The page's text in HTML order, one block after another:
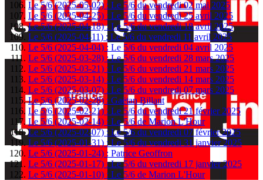
Le 5/6 (2025-05-02) : Le 5/6 du vendredi 02 mai 2025
Le 5/6 (2025-04-25) : Le 5/6 du vendredi 25 avril 2025
Le 5/6 (2025-04-18) : Le 5/6 du vendredi 18 avril 2025
Le 5/6 (2025-04-11) : Le 5/6 du vendredi 11 avril 2025
Le 5/6 (2025-04-04) : Le 5/6 du vendredi 04 avril 2025
Le 5/6 (2025-03-28) : Le 5/6 du vendredi 28 mars 2025
Le 5/6 (2025-03-21) : Le 5/6 du vendredi 21 mars 2025
Le 5/6 (2025-03-14) : Le 5/6 du vendredi 14 mars 2025
Le 5/6 (2025-03-07) : Le 5/6 du vendredi 07 mars 2025
Le 5/6 (2025-02-28) : Gaëtan Billant
Le 5/6 (2025-02-21) : Le 5/6 du vendredi 21 février 2025
Le 5/6 (2025-02-14) : Le 5/6 de Marion L'Hour
Le 5/6 (2025-02-07) : Le 5/6 du vendredi 07 février 2025
Le 5/6 (2025-01-31) : Le 5/6 du vendredi 31 janvier 2025
Le 5/6 (2025-01-24) : Patrice Geoffron
Le 5/6 (2025-01-17) : Le 5/6 du vendredi 17 janvier 2025
Le 5/6 (2025-01-10) : Le 5/6 de Marion L'Hour